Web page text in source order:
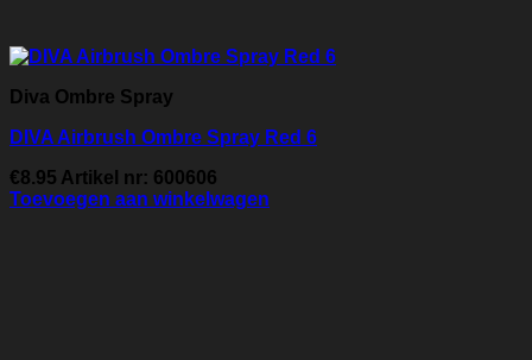
Diva Ombre Spray
DIVA Airbrush Ombre Spray Red 6
€8.95 Artikel nr: 600606
Toevoegen aan winkelwagen